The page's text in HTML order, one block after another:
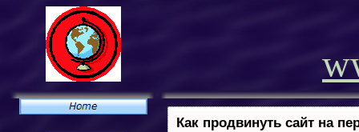
Как продвинуть сайт на